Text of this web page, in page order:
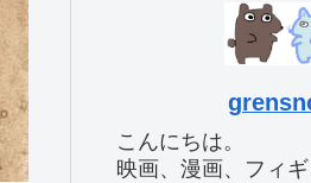
こんにちは。
映画、漫画、フィ